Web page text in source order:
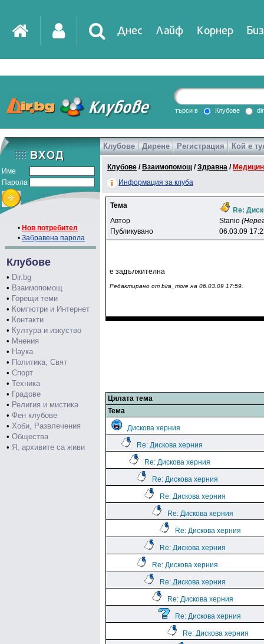
Днес Лайф Корнер
DirTV Impressio
Games
търси в Клубове
Име
Парола
• Нов потребител
• Забравена парола
Клубове
• Dir.bg
• Взаимопомощ
• Горещи теми
• Компютри и Интернет
• Контакти
• Култура и изкуство
• Мнения
• Наука
• Политика, Свят
• Спорт
• Техника
• Градове
• Религия и мистика
• Фен клубове
• Хоби, Развлечения
• Общества
• Я, архивите са живи
Клубове Дирене Регистрация Кой е
Клубове / Взаимопомощ /Здравна /
Информация за клуба
Тема
Re:
Автор
Stanio
Публикувано
06.03.09
е задължителна
Редактирано от bira_more на 06.03.09 17:59.
Цялата тема
Тема
Дискова херния
Re: Дискова херния
Re: Дискова херния
Re: Дискова херния
Re: Дискова херния
Re: Дискова херния
Re: Дискова херния
Re: Дискова херния
Re: Дискова херния
Re: Дискова херния
Re: Дискова херния
Re: Дискова херния
Re: Дискова херния